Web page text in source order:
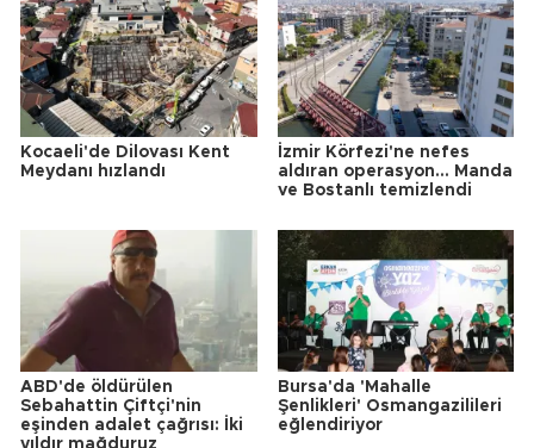
Kocaeli'de Dilovası Kent
Meydanı hızlandı
İzmir Körfezi'ne nefes
aldıran operasyon... Manda
ve Bostanlı temizlendi
ABD'de öldürülen
Sebahattin Çiftçi'nin
eşinden adalet çağrısı: İki
yıldır mağduruz
Bursa'da 'Mahalle
Şenlikleri' Osmangazilileri
eğlendiriyor